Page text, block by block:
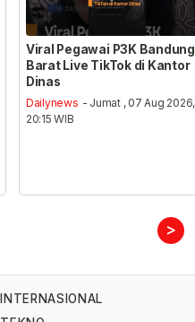
Viral Pegawai P3K Bandung
Barat Live TikTok di Kantor
Dinas
Dailynews - Jumat , 07 Aug 2026,
20:15 WIB
>
INTERNASIONAL